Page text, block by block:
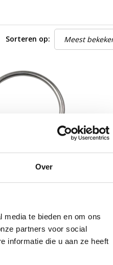
Over
te bieden en om ons
partners voor social
informatie die u aan ze heeft
Sorteren op:
XXL